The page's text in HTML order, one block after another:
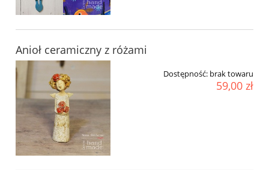
Anioł ceramiczny z różami
Dostępność: brak towaru
59,00 zł